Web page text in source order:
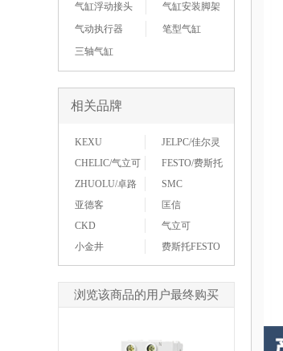
气缸浮动接头
气缸安装脚架
气动执行器
笔型气缸
三轴气缸
相关品牌
KEXU
JELPC/佳尔灵
CHELIC/气立可
FESTO/费斯托
ZHUOLU/卓路
SMC
亚德客
匡信
CKD
气立可
小金井
费斯托FESTO
浏览该商品的用户最终购买